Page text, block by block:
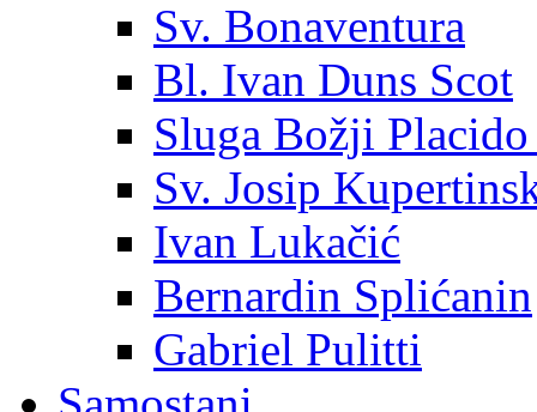
Sv. Bonaventura
Bl. Ivan Duns Scot
Sluga Božji Placido
Sv. Josip
Ivan Lukačić
Bernardin Splićanin
Gabriel Pulitti